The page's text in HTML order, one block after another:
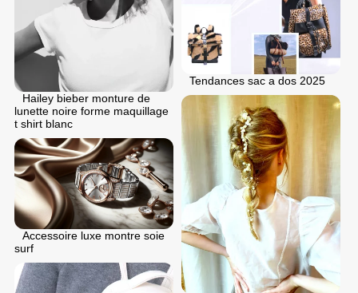
Tendances sac a dos 2025
Hailey bieber monture de
lunette noire forme maquillage
t shirt blanc
Accessoire luxe montre soie
surf